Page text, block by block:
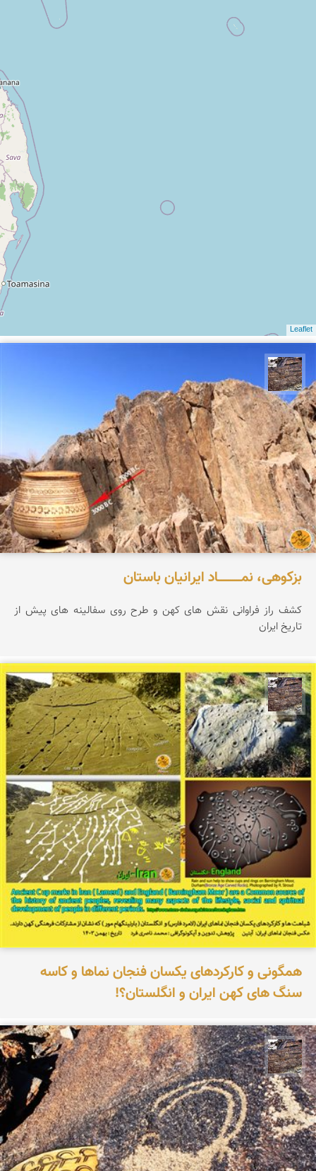
Leaflet
بزکوهی، نمـــــــــــاد ایرانیان باستان
کشف راز فراوانی نقش های کهن و طرح روی سفالینه های پیش از
تاریخ ایران
محمد ناصری فرد
همگونی و کارکردهای یکسان فنجان نماها و کاسه
سنگ های کهن ایران و انگلستان؟!
محمد ناصری فرد